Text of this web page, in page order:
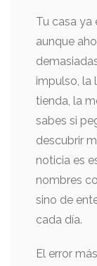
Tu casa ya
aunque
impulso, la
tienda, la
sabes si
descubrir
noticia es
nombres
sino de
cada día.
El error